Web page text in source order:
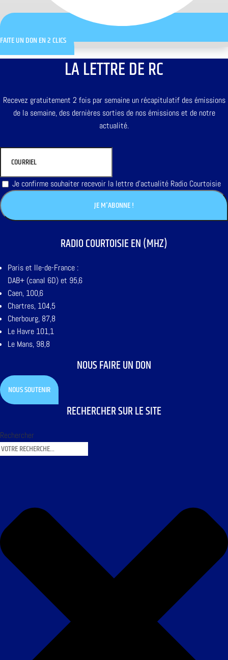
FAITE UN DON EN 2 CLICS
LA LETTRE DE RC
Recevez gratuitement 2 fois par semaine un récapitulatif des émissions
de la semaine, des dernières sorties de nos émissions et de notre
actualité.
Je confirme souhaiter recevoir la lettre d'actualité Radio Courtoisie
RADIO COURTOISIE EN (MHZ)
Paris et Ile-de-France :
DAB+ (canal 6D) et 95,6
Caen, 100,6
Chartres, 104,5
Cherbourg, 87,8
Le Havre 101,1
Le Mans, 98,8
NOUS FAIRE UN DON
NOUS SOUTENIR
RECHERCHER SUR LE SITE
Rechercher